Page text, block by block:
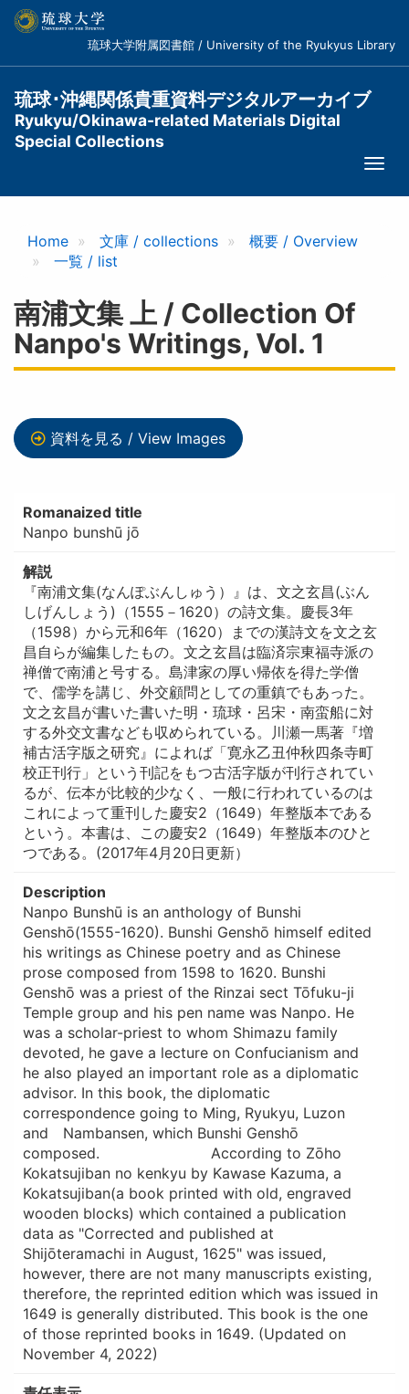
コ
琉球大学附属図書館 / University of the Ryukyus Library
琉球･沖縄関係貴重資料デジタルアーカイブ
Ryukyu/Okinawa-related Materials Digital
Special Collections
Home 文庫 / collections
概要 / Overview
一覧 / list
南浦文集 上 / Collection Of
Nanpo's Writings, Vol. 1
資料を見る / View Images
Romanaized title
Nanpo bunshū jō
解説
『南浦文集(なんぽぶんしゅう）』は、文之玄昌(ぶん
しげんしょう)（1555－1620）の詩文集。慶長3年
（1598）から元和6年（1620）までの漢詩文を文之玄
昌自らが編集したもの。文之玄昌は臨済宗東福寺派の
禅僧で南浦と号する。島津家の厚い帰依を得た学僧
で、儒学を講じ、外交顧問としての重鎮でもあった。
文之玄昌が書いた書いた明・琉球・呂宋・南蛮船に対
する外交文書なども収められている。川瀬一馬著『増
補古活字版之研究』によれば「寛永乙丑仲秋四条寺町
校正刊行」という刊記をもつ古活字版が刊行されてい
るが、伝本が比較的少なく、一般に行われているのは
これによって重刊した慶安2（1649）年整版本である
という。本書は、この慶安2（1649）年整版本のひと
つである。(2017年4月20日更新）
Description
Nanpo Bunshū is an anthology of Bunshi
Genshō(1555-1620). Bunshi Genshō himself edited
his writings as Chinese poetry and as Chinese
prose composed from 1598 to 1620. Bunshi
Genshō was a priest of the Rinzai sect Tōfuku-ji
Temple group and his pen name was Nanpo. He
was a scholar-priest to whom Shimazu family
devoted, he gave a lecture on Confucianism and
he also played an important role as a diplomatic
advisor. In this book, the diplomatic
correspondence going to Ming, Ryukyu, Luzon
and Nambansen, which Bunshi Genshō
composed. According to Zōho
Kokatsujiban no kenkyu by Kawase Kazuma, a
Kokatsujiban(a book printed with old, engraved
wooden blocks) which contained a publication
data as "Corrected and published at
Shijōteramachi in August, 1625" was issued,
however, there are not many manuscripts existing,
therefore, the reprinted edition which was issued in
1649 is generally distributed. This book is the one
of those reprinted books in 1649. (Updated on
November 4, 2022)